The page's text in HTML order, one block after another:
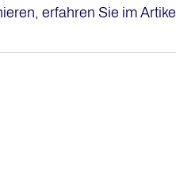
erfahren Sie im Artikel